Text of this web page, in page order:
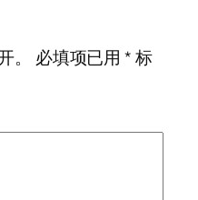
必填项已用*标